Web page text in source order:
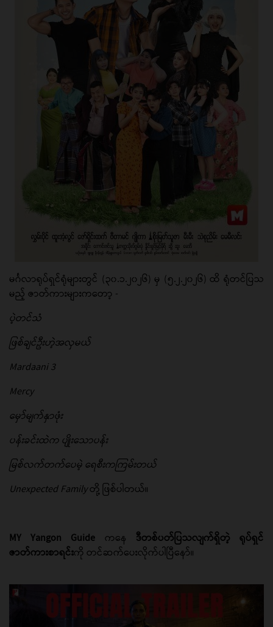
မင်္ဂလာရုပ်ရှင်ရုံများတွင် (၃၀.၁.၂၀၂၆) မှ (၅.၂.၂၀၂၆) ထိ ရုံတင်ပြသ
မည့် ဇာတ်ကားများကတော့ -
ပဲ့တင်သံ
ဖြစ်ချင်ဦးဟဲ့အလှမယ်
Mardaani 3
Mercy
မှော်မျက်နှာဖုံး
ပန်းခင်းထဲက ပျိုးသောပန်း
မြစ်လက်တက်ပေမဲ့ ရေစီးကကြမ်းတယ်
Unexpected Familyတို့ ဖြစ်ပါတယ်။
MY Yangon Guide ကနေ ဒီတစ်ပတ်ပြသလျက်ရှိတဲ့ ရုပ်ရှင်
ဇာတ်ကားစာရင်းကို တင်ဆက်ပေးလိုက်ပါပြီနော်။